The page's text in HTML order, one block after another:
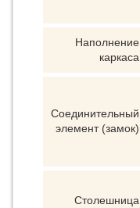
Наполнение
каркаса
Соединительный
элемент (замок)
Столешница